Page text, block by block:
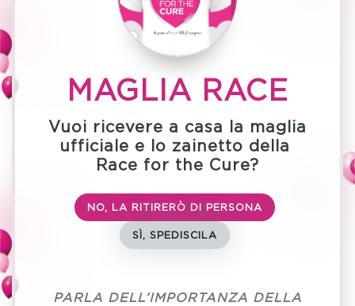
MAGLIA RACE
Vuoi ricevere a casa la maglia
ufficiale e lo zainetto della
Race for the Cure?
NO, LA RITIRERÒ DI PERSONA
SÌ, SPEDISCILA
PARLA DELL’IMPORTANZA DELLA